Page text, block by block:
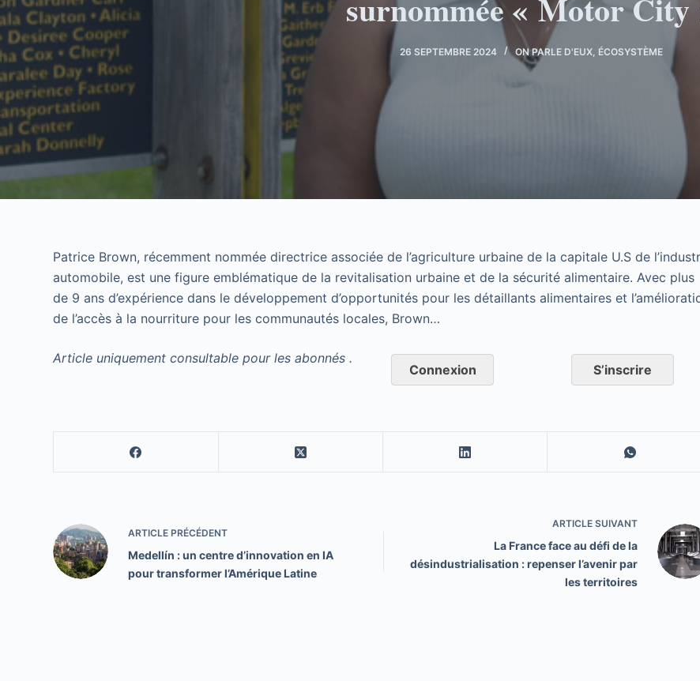
26 SEPTEMBRE 2024 ON PARLE D'EUX, ÉCOSYSTÈME
Patrice Brown, récemment nommée directrice associée de l’agriculture urbaine de la capitale U.S de
automobile, est une figure emblématique de la revitalisation urbaine et de la sécurité alimentaire. Avec plus
de 9 ans d’expérience dans le développement d’opportunités pour les détaillants alimentaires et
de l’accès à la nourriture pour les communautés locales, Brown…
Article uniquement consultable pour les abonnés .
Connexion S’inscrire
ARTICLE PRÉCÉDENT
Medellín : un centre d’innovation en IA
pour transformer l’Amérique Latine
ARTICLESUIVANT
La France face au défi de la
désindustrialisation : repenser l’avenir par
les territoires